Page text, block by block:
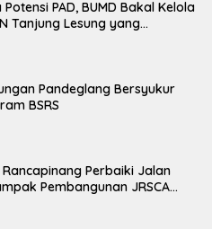
PAD, BUMD Bakal Kelola
Tanjung Lesung yang
Pandeglang Bersyukur
BSRS
Perbaiki Jalan
Pembangunan JRSCA